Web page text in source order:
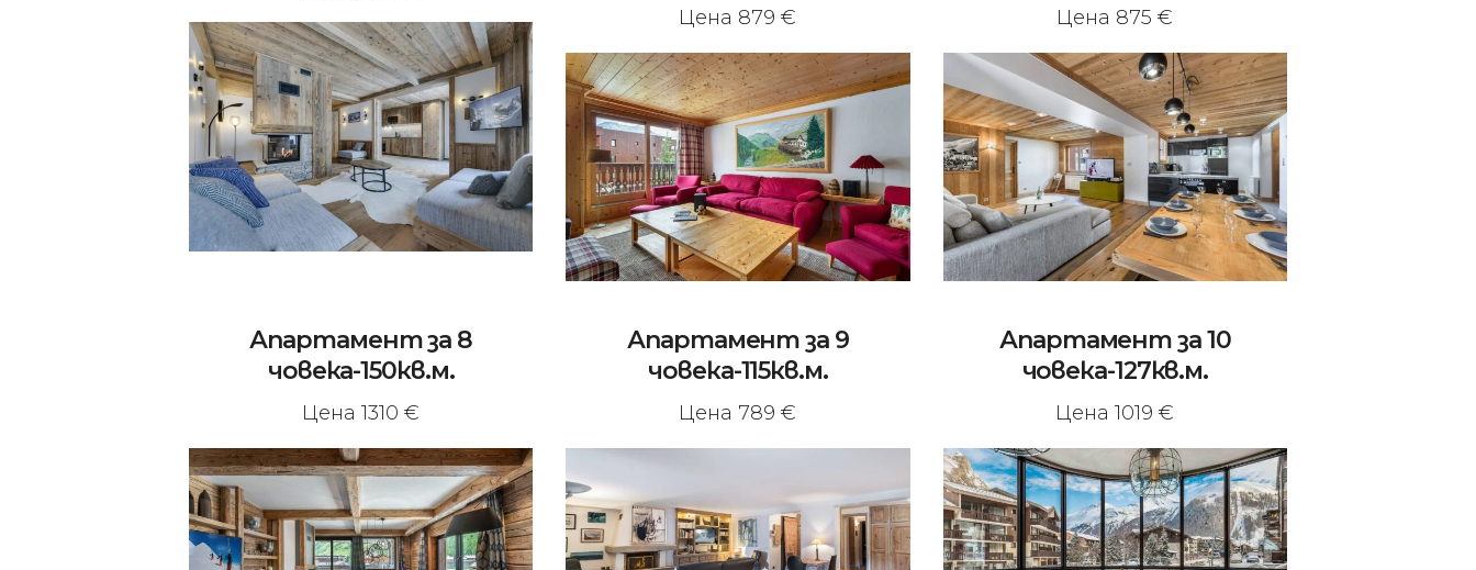
Цена 879 € Цена 875 €
Апартамент за 8
човека-150кв.м.
Цена 1310 €
Апартамент за 9
човека-115кв.м.
Цена 789 €
Апартамент за 10
човека-127кв.м.
Цена 1019 €